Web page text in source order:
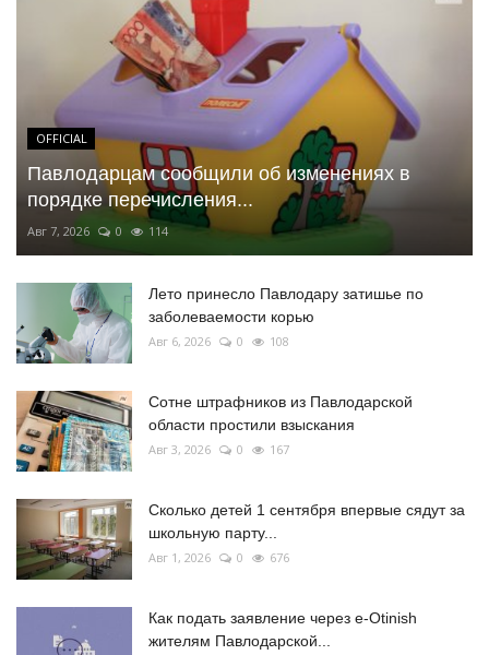
OFFICIAL
Павлодарцам сообщили об изменениях в
порядке перечисления...
Авг 7, 2026 0 114
Лето принесло Павлодару затишье по
заболеваемости корью
Авг 6, 2026 0 108
Сотне штрафников из Павлодарской
области простили взыскания
Авг 3, 2026 0 167
Сколько детей 1 сентября впервые сядут за
школьную парту...
Авг 1, 2026 0 676
Как подать заявление через e-Otinish
жителям Павлодарской...